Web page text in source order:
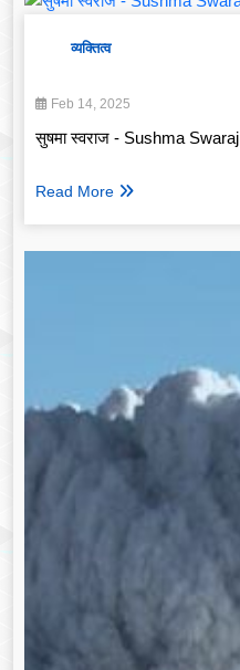
व्यक्तित्व
Feb 14, 2025
सुषमा स्वराज - Sushma Swaraj
Read More